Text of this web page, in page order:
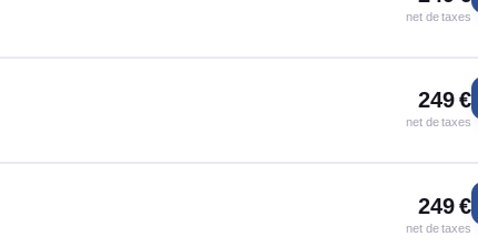
net de taxes
249 €
net de taxes
249 €
net de taxes